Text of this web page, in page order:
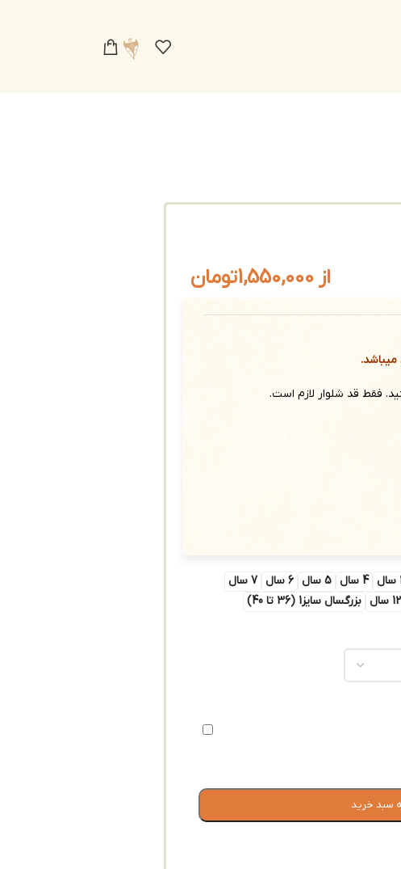
از 1,550,000تومان
فقط قد شلوار لازم است.
4 سال 5 سال 6 سال
7 سال
12 سال
بزرگسال سایز1 (36 تا 40)
سبد خرید